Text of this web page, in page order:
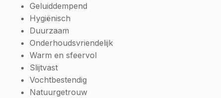
Geluiddempend
Hygiënisch
Duurzaam
Onderhoudsvriendelijk
Warm en sfeervol
Slijtvast
Vochtbestendig
Natuurgetrouw